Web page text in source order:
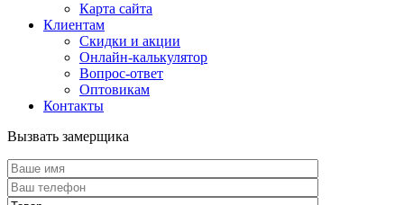
Карта сайта
Клиентам
Скидки и акции
Онлайн-калькулятор
Вопрос-ответ
Оптовикам
Контакты
Вызвать замерщика